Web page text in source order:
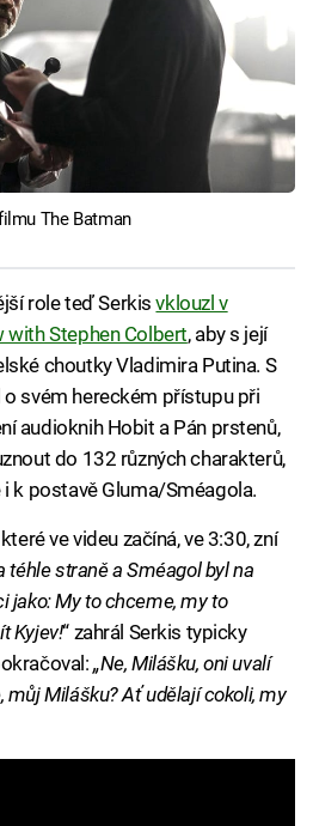
The Batman
role teď Serkisvklouzl v
with Stephen Colbert, aby s její
choutky Vladimira Putina. S
svém hereckém přístupu při
audioknih Hobit a Pán prstenů,
do 132 různých charakterů,
k postavě Gluma/Sméagola.
ve videu začíná, ve 3:30, zní
téhle straně a Sméagol byl na
jako: My to chceme, my to
Kyjev!“ zahrál Serkis typicky
„Ne, Milášku, oni uvalí
můj Milášku? Ať udělají cokoli, my